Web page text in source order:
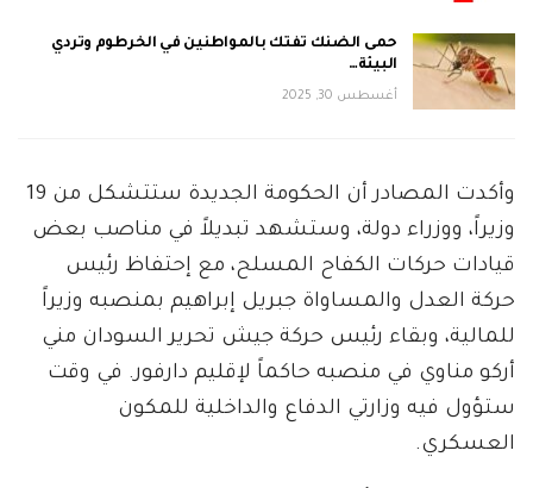
حمى الضنك تفتك بالمواطنين في الخرطوم وتردي
البيئة…
أغسطس 30, 2025
وأكدت المصادر أن الحكومة الجديدة ستتشكل من 19
وزيراً، ووزراء دولة، وستشهد تبديلاً في مناصب بعض
قيادات حركات الكفاح المسلح، مع إحتفاظ رئيس
حركة العدل والمساواة جبريل إبراهيم بمنصبه وزيراً
للمالية، وبقاء رئيس حركة جيش تحرير السودان مني
أركو مناوي في منصبه حاكماً لإقليم دارفور. في وقت
ستؤول فيه وزارتي الدفاع والداخلية للمكون
العسكري.